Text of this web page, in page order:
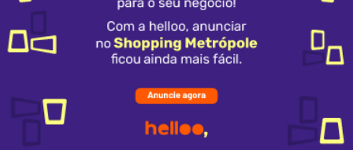
Horários
Entretenimento